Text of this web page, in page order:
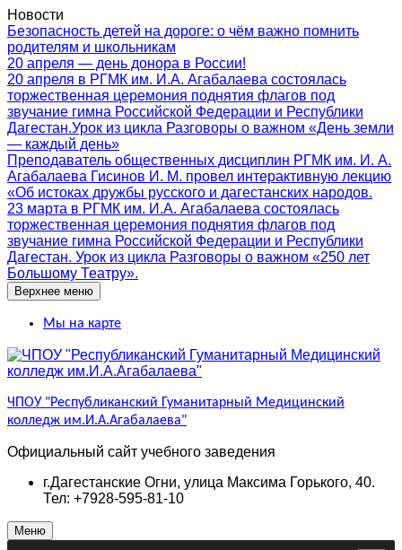
Перейти
к
содержимому
Новости
Безопасность детей на дороге: о чём важно помнить
родителям и школьникам
20 апреля — день донора в России!
20 апреля в РГМК им. И.А. Агабалаева состоялась
торжественная церемония поднятия флагов под
звучание гимна Российской Федерации и Республики
Дагестан.Урок из цикла Разговоры о важном «День земли
— каждый день»
Преподаватель общественных дисциплин РГМК им. И. А.
Агабалаева Гисинов И. М. провел интерактивную лекцию
«Об истоках дружбы русского и дагестанских народов.
23 марта в РГМК им. И.А. Агабалаева состоялась
торжественная церемония поднятия флагов под
звучание гимна Российской Федерации и Республики
Дагестан. Урок из цикла Разговоры о важном «250 лет
Большому Театру».
Верхнее меню
Мы на карте
ЧПОУ "Республиканский Гуманитарный Медицинский
колледж им.И.А.Агабалаева"
Официальный сайт учебного заведения
г.Дагестанские Огни, улица Максима Горького, 40.
Тел: +7928-595-81-10
Меню